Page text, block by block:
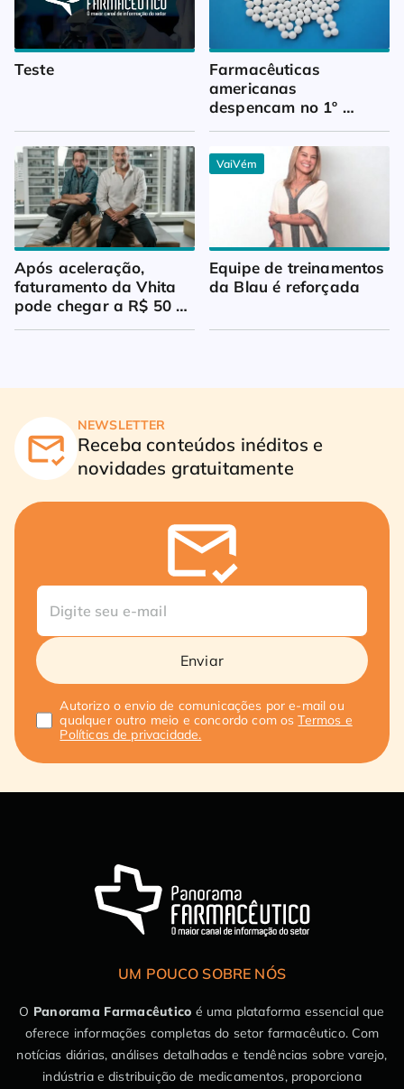
Teste
Farmacêuticas
americanas
despencam no 1º
Após aceleração,
faturamento da Vhita
pode chegar a R$ 50
milhões
VaiVém
Equipe de treinamentos
da Blau é reforçada
NEWSLETTER
Receba conteúdos inéditos e
novidades gratuitamente
Enviar
Autorizo o envio de comunicações por e-mail ou
qualquer outro meio e concordo com osTermos e
Políticas de privacidade.
UM POUCO SOBRE NÓS
O Panorama Farmacêutico é uma plataforma essencial que
oferece informações completas do setor farmacêutico. Com
notícias diárias, análises detalhadas e tendências sobre varejo,
indústria e distribuição de medicamentos, proporciona